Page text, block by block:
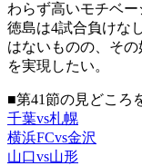
わらず高いモチベ
徳島は4試合負けな
はないものの、そ
を実現したい。
■第41節の見どころ
千葉vs札幌
横浜FCvs金沢
山口vs山形